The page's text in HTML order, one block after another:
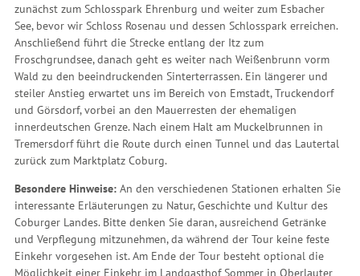
zunächst zum Schlosspark Ehrenburg und weiter zum Esbacher
See, bevor wir Schloss Rosenau und dessen Schlosspark erreichen.
Anschließend führt die Strecke entlang der Itz zum
Froschgrundsee, danach geht es weiter nach Weißenbrunn vorm
Wald zu den beeindruckenden Sinterterrassen. Ein längerer und
steiler Anstieg erwartet uns im Bereich von Emstadt, Truckendorf
und Görsdorf, vorbei an den Mauerresten der ehemaligen
innerdeutschen Grenze. Nach einem Halt am Muckelbrunnen in
Tremersdorf führt die Route durch einen Tunnel und das Lautertal
zurück zum Marktplatz Coburg.
Besondere Hinweise: An den verschiedenen Stationen erhalten Sie
interessante Erläuterungen zu Natur, Geschichte und Kultur des
Coburger Landes. Bitte denken Sie daran, ausreichend Getränke
und Verpflegung mitzunehmen, da während der Tour keine feste
Einkehr vorgesehen ist. Am Ende der Tour besteht optional die
Möglichkeit einer Einkehr im Landgasthof Sommer in Oberlauter